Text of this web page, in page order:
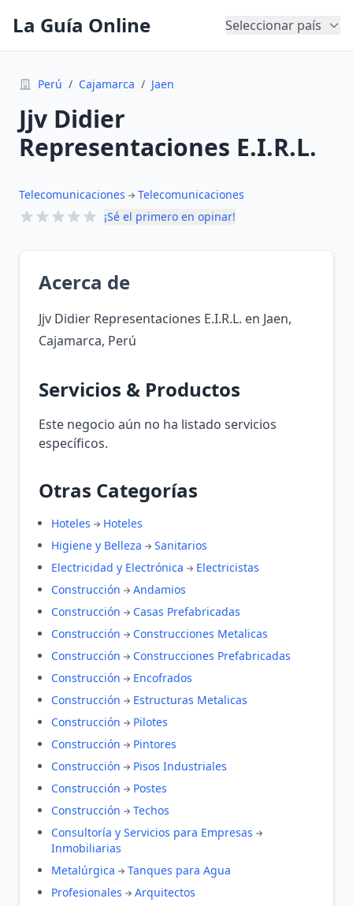
La Guía Online Seleccionar país
Perú / Cajamarca / Jaen
Jjv Didier
Representaciones E.I.R.L.
Telecomunicaciones
Telecomunicaciones
¡Sé el primero en opinar!
Acerca de
Jjv Didier Representaciones E.I.R.L. en Jaen,
Cajamarca, Perú
Servicios & Productos
Este negocio aún no ha listado servicios
específicos.
Otras Categorías
Hoteles
Hoteles
Higiene y Belleza
Sanitarios
Electricidad y Electrónica
Electricistas
Construcción
Andamios
Construcción
Casas Prefabricadas
Construcción
Construcciones Metalicas
Construcción
Construcciones Prefabricadas
Construcción
Encofrados
Construcción
Estructuras Metalicas
Construcción
Pilotes
Construcción
Pintores
Construcción
Pisos Industriales
Construcción
Postes
Construcción
Techos
Consultoría y Servicios para Empresas
Inmobiliarias
Metalúrgica
Tanques para Agua
Profesionales
Arquitectos